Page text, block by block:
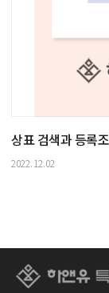
상표 검색과 등록
2022.12.02